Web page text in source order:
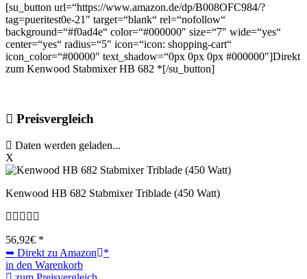
[su_button url=“https://www.amazon.de/dp/B008OFC984/?
tag=pueritest0e-21″ target=“blank“ rel=“nofollow“
background=“#f0ad4e“ color=“#000000″ size=“7″ wide=“yes“
center=“yes“ radius=“5″ icon=“icon: shopping-cart“
icon_color=“#00000″ text_shadow=“0px 0px 0px #000000″]Direkt
zum Kenwood Stabmixer HB 682 *[/su_button]
Preisvergleich
Daten werden geladen...
X
Kenwood HB 682 Stabmixer Triblade (450 Watt)
56,92€ *
➥ Direkt zu Amazon
*
in den Warenkorb